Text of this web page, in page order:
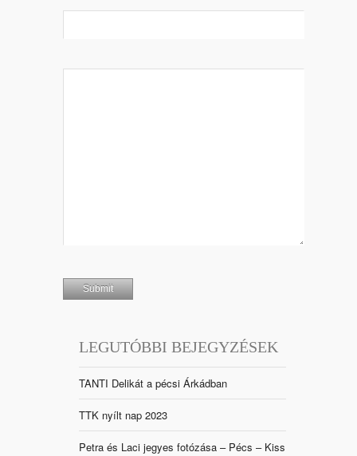
LEGUTÓBBI BEJEGYZÉSEK
TANTI Delikát a pécsi Árkádban
TTK nyílt nap 2023
Petra és Laci jegyes fotózása – Pécs – Kiss